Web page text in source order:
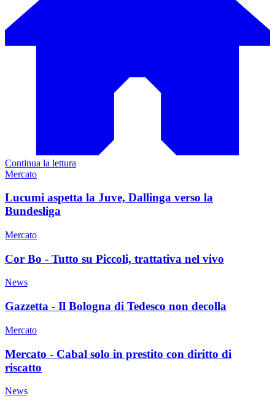
Continua la lettura
Mercato
Lucumi aspetta la Juve, Dallinga verso la
Bundesliga
Mercato
Cor Bo - Tutto su Piccoli, trattativa nel vivo
News
Gazzetta - Il Bologna di Tedesco non decolla
Mercato
Mercato - Cabal solo in prestito con diritto di
riscatto
News